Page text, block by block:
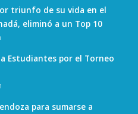
triunfo de su vida en el
eliminó a un Top 10
Estudiantes por el Torneo
para sumarse a